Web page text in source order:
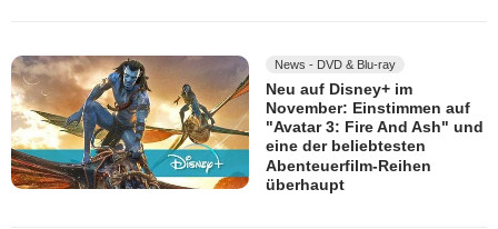
News - DVD & Blu-ray
Neu auf Disney+ im
November: Einstimmen auf
"Avatar 3: Fire And Ash" und
eine der beliebtesten
Abenteuerfilm-Reihen
überhaupt